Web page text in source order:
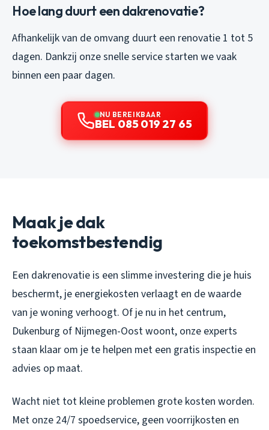
Hoe lang duurt een dakrenovatie?
Afhankelijk van de omvang duurt een renovatie 1 tot 5
dagen. Dankzij onze snelle service starten we vaak
binnen een paar dagen.
NU BEREIKBAAR
BEL 085 019 27 65
Maak je dak
toekomstbestendig
Een dakrenovatie is een slimme investering die je huis
beschermt, je energiekosten verlaagt en de waarde
van je woning verhoogt. Of je nu in het centrum,
Dukenburg of Nijmegen-Oost woont, onze experts
staan klaar om je te helpen met een gratis inspectie en
advies op maat.
Wacht niet tot kleine problemen grote kosten worden.
Met onze 24/7 spoedservice, geen voorrijkosten en